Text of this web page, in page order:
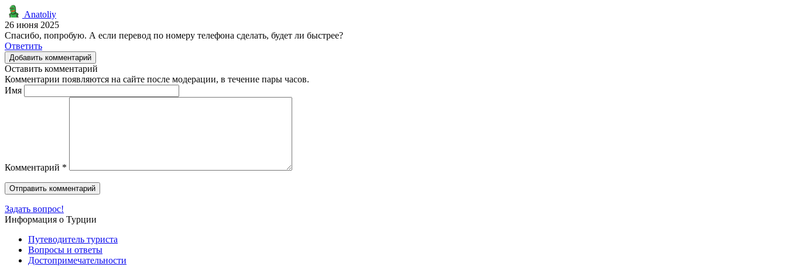
Anatoliy
26 июня 2025
Спасибо, попробую. А если перевод по номеру телефона сделать, будет ли быстрее?
Ответить
Добавить комментарий
Оставить комментарий
Комментарии появляются на сайте после модерации, в течение пары часов.
Имя
Комментарий *
Задать вопрос!
Информация о Турции
Путеводитель туриста
Вопросы и ответы
Достопримечательности